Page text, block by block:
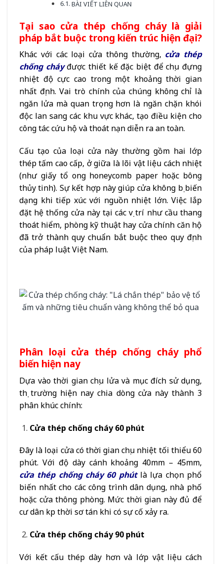
BÀI VIẾT LIÊN QUAN
Tại sao cửa thép chống cháy là giải
pháp bắt buộc trong kiến trúc hiện đại?
Khác với các loại cửa thông thường, cửa thép
chống cháyđược thiết kế đặc biệt để chịu đựng
nhiệt độ cực cao trong một khoảng thời gian
nhất định. Vai trò chính của chúng không chỉ là
ngăn lửa mà quan trọng hơn là ngăn chặn khói
độc lan sang các khu vực khác, tạo điều kiện cho
công tác cứu hộ và thoát nạn diễn ra an toàn.
Cấu tạo của loại cửa này thường gồm hai lớp
thép tấm cao cấp, ở giữa là lõi vật liệu cách nhiệt
(như giấy tổ ong honeycomb paper hoặc bông
thủy tinh). Sự kết hợp này giúp cửa không bị biến
dạng khi tiếp xúc với nguồn nhiệt lớn. Việc lắp
đặt hệ thống cửa này tại các vị trí như cầu thang
thoát hiểm, phòng kỹ thuật hay cửa chính căn hộ
đã trở thành quy chuẩn bắt buộc theo quy định
của pháp luật Việt Nam.
Phân loại cửa thép chống cháy phổ
biến hiện nay
Dựa vào thời gian chịu lửa và mục đích sử dụng,
thị trường hiện nay chia dòng cửa này thành 3
phân khúc chính:
Cửa thép chống cháy 60 phút
Đây là loại cửa có thời gian chịu nhiệt tối thiểu 60
phút. Với độ dày cánh khoảng 40mm – 45mm,
cửa thép chống cháy 60 phútlà lựa chọn phổ
biến nhất cho các công trình dân dụng, nhà phố
hoặc cửa thông phòng. Mức thời gian này đủ để
cư dân kịp thời sơ tán khi có sự cố xảy ra.
Cửa thép chống cháy 90 phút
Với kết cấu thép dày hơn và lớp vật liệu cách